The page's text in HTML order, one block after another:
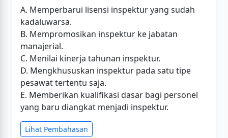
A. Memperbarui lisensi inspektur yang sudah
kadaluwarsa.
B. Mempromosikan inspektur ke jabatan
manajerial.
C. Menilai kinerja tahunan inspektur.
D. Mengkhususkan inspektur pada satu tipe
pesawat tertentu saja.
E. Memberikan kualifikasi dasar bagi personel
yang baru diangkat menjadi inspektur.
Lihat Pembahasan